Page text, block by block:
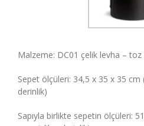
Malzeme: DC01 çelik levha – toz
Sepet ölçüleri: 34,5 x 35 x 35 cm
derinlik)
Sapıyla birlikte sepetin ölçüleri: